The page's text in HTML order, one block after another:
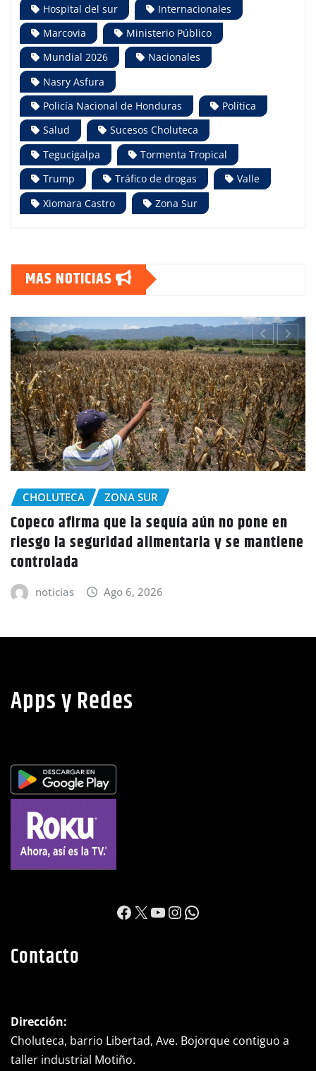
Hospital del sur
Internacionales
Marcovia
Ministerio Público
Mundial 2026
Nacionales
Nasry Asfura
Policía Nacional de Honduras
Política
Salud
Sucesos Choluteca
Tegucigalpa
Tormenta Tropical
Trump
Tráfico de drogas
Valle
Xiomara Castro
Zona Sur
MAS NOTICIAS
en
CHOLUTECA
Policía Nacional desaloja a
tierras en El Tulito, Choluteca
noticias
Apps y Redes
https://
X YouTube
Instagram
WhatsApp
Contacto
Dirección:
Choluteca, barrio Libertad, Ave. Bojorque contiguo a
taller industrial Motiño.